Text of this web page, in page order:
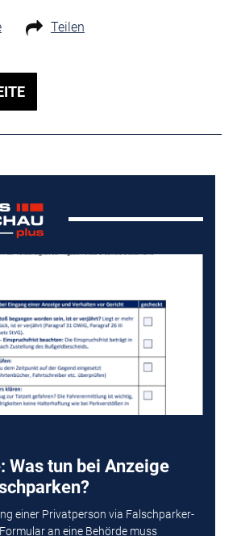
Teilen
Was tun bei Anzeige
einer Privatperson via Falschparker-
an eine Behörde muss